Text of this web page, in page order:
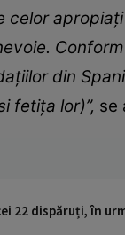
celor
din
fetița lor)”, se
22 dispăruți, în